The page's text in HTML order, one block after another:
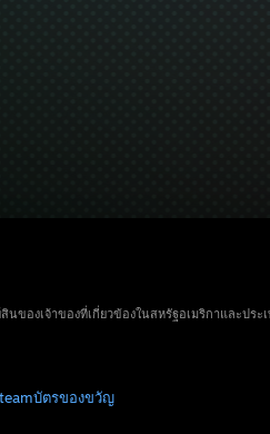
ของเจ้าของที่เกี่ยวข้องในสหรัฐอเมริกาและประ
บัตรของขวัญ